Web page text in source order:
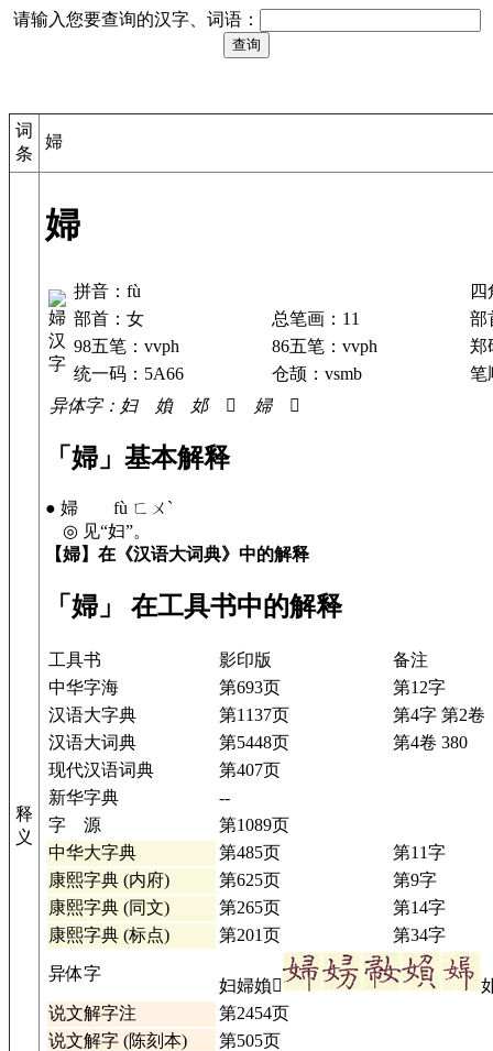
请输入您要查询的汉字、词语：
词
条
婦
释
义
婦
拼音：fù
四
部首：女
总笔画：11
部
98五笔：vvph
86五笔：vvph
郑
统一码：5A66
仓颉：vsmb
笔
异体字：妇 媍 邚 𡞒 婦 𢽰
「婦」基本解释
● 婦 fù ㄈㄨˋ
◎ 见“妇”。
【婦】在《汉语大词典》中的解释
「婦」 在工具书中的解释
工具书 影印版
备注
中华字海
第693页
第12字
汉语大字典
第1137页
第4字 第2卷
汉语大词典
第5448页
第4卷 380
现代汉语词典
第407页
新华字典
--
字 源
第1089页
中华大字典
第485页
第11字
康熙字典 (内府)
第625页
第9字
康熙字典 (同文)
第265页
第14字
康熙字典 (标点)
第201页 第34字
异体字
妇婦媍𢽰
说文解字注
第2454页
说文解字 (陈刻本)
第505页